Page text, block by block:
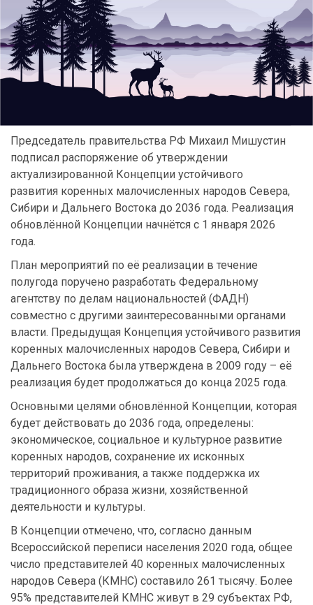
Председатель правительства РФ Михаил Мишустин
подписал распоряжение об утверждении
актуализированной Концепции устойчивого
развития коренных малочисленных народов Севера,
Сибири и Дальнего Востока до 2036 года. Реализация
обновлённой Концепции начнётся с 1 января 2026
года.
План мероприятий по её реализации в течение
полугода поручено разработать Федеральному
агентству по делам национальностей (ФАДН)
совместно с другими заинтересованными органами
власти. Предыдущая Концепция устойчивого развития
коренных малочисленных народов Севера, Сибири и
Дальнего Востока была утверждена в 2009 году – её
реализация будет продолжаться до конца 2025 года.
Основными целями обновлённой Концепции, которая
будет действовать до 2036 года, определены:
экономическое, социальное и культурное развитие
коренных народов, сохранение их исконных
территорий проживания, а также поддержка их
традиционного образа жизни, хозяйственной
деятельности и культуры.
В Концепции отмечено, что, согласно данным
Всероссийской переписи населения 2020 года, общее
число представителей 40 коренных малочисленных
народов Севера (КМНС) составило 261 тысячу. Более
95% представителей КМНС живут в 29 субъектах РФ,